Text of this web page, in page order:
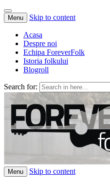
Menu Skip to content
Acasa
Despre noi
Echipa ForeverFolk
Istoria folkului
Blogroll
Search for:
ForeverFolk
Muzica sufletului tau
Menu Skip to content